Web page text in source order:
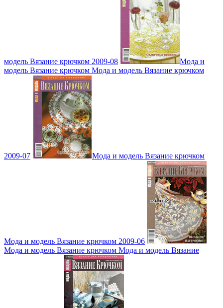
модель Вязание крючком 2009-08
Мода и
модель Вязание крючком Мода и модель Вязание крючком
2009-07 Мода и модель Вязание крючком
Мода и модель Вязание крючком 2009-06
Мода и модель Вязание крючком Мода и модель Вязание